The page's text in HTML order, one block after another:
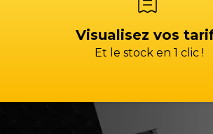
Visualisez vos
Et le stock en 1 clic !